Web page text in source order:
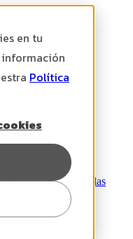
en tu
Política
artificial las